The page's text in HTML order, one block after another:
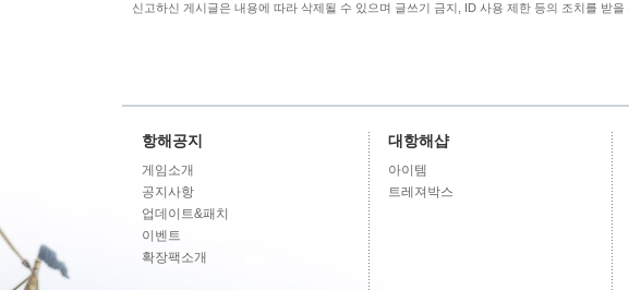
신고하신 게시글은 내용에 따라 삭제될 수 있으며 글쓰기 금지, ID 사용 제한 등의 조치를 받을
항해공지
게임소개
공지사항
업데이트&패치
이벤트
확장팩소개
대항해샵
아이템
트레져박스